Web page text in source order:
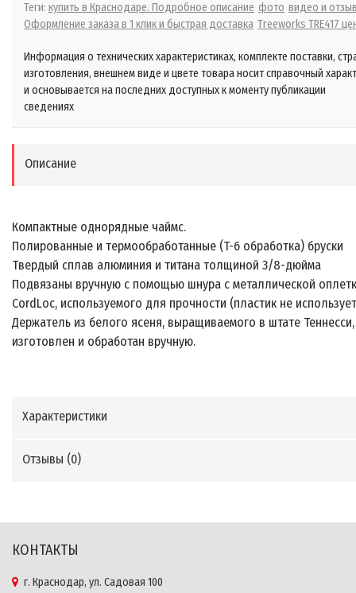
Теги: купить в Краснодаре. Подробное описание фото видео и
Оформление заказа в 1 клик и быстрая доставка Treeworks TRE417
Информация о технических характеристиках, комплекте поставки,
изготовления, внешнем виде и цвете товара носит справочный
и основывается на последних доступных к моменту публикации
сведениях
Описание
Компактные однорядные чаймс.
Полированные и термообработанные (T-6 обработка) бруски
Твердый сплав алюминия и титана толщиной 3/8-дюйма
Подвязаны вручную с помощью шнура с металлической
CordLoc, используемого для прочности (пластик не
Держатель из белого ясеня, выращиваемого в штате Теннесси,
изготовлен и обработан вручную.
Характеристики
Отзывы (0)
КОНТАКТЫ
г. Краснодар, ул. Садовая 100